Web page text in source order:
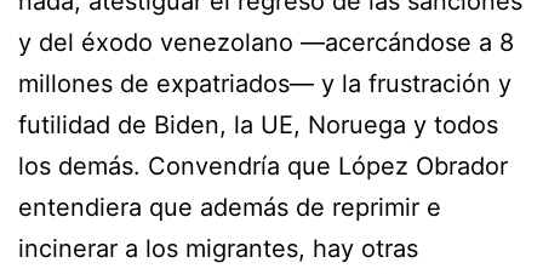
y del éxodo venezolano —acercándose a 8
millones de expatriados— y la frustración y
futilidad de Biden, la UE, Noruega y todos
los demás. Convendría que López Obrador
entendiera que además de reprimir e
incinerar a los migrantes, hay otras